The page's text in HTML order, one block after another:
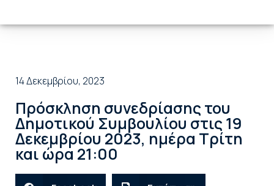
14 Δεκεμβρίου, 2023
Πρόσκληση συνεδρίασης του
Δημοτικού Συμβουλίου στις 19
Δεκεμβρίου 2023, ημέρα Τρίτη
και ώρα 21:00